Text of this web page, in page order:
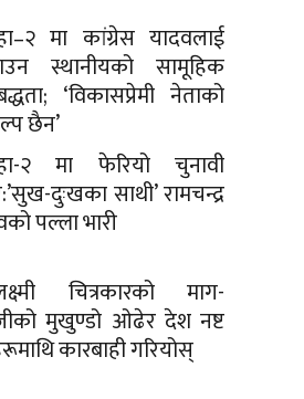
मा कांग्रेस यादवलाई
स्थानीयको सामूहिक
‘विकासप्रेमी नेताको
छैन’
२ मा फेरियो चुनावी
दुःखका साथी’ रामचन्द्र
पल्ला भारी
चित्रकारको माग-
मुखुण्डो ओढेर देश नष्ट
कारबाही गरियोस्